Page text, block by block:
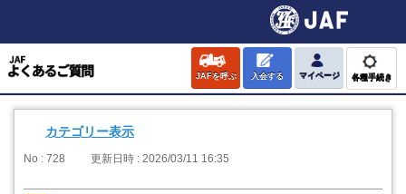
JAFを呼ぶ 入会する マイページ 各種手続き
カテゴリー表示
No : 728 更新日時 : 2026/03/11 16:35